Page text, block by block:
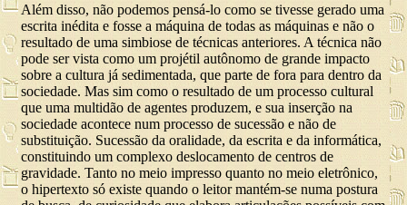
Além disso, não podemos pensá-lo como se tivesse gerado uma
escrita inédita e fosse a máquina de todas as máquinas e não o
resultado de uma simbiose de técnicas anteriores. A técnica não
pode ser vista como um projétil autônomo de grande impacto
sobre a cultura já sedimentada, que parte de fora para dentro da
sociedade. Mas sim como o resultado de um processo cultural
que uma multidão de agentes produzem, e sua inserção na
sociedade acontece num processo de sucessão e não de
substituição. Sucessão da oralidade, da escrita e da informática,
constituindo um complexo deslocamento de centros de
gravidade. Tanto no meio impresso quanto no meio eletrônico,
o hipertexto só existe quando o leitor mantém-se numa postura